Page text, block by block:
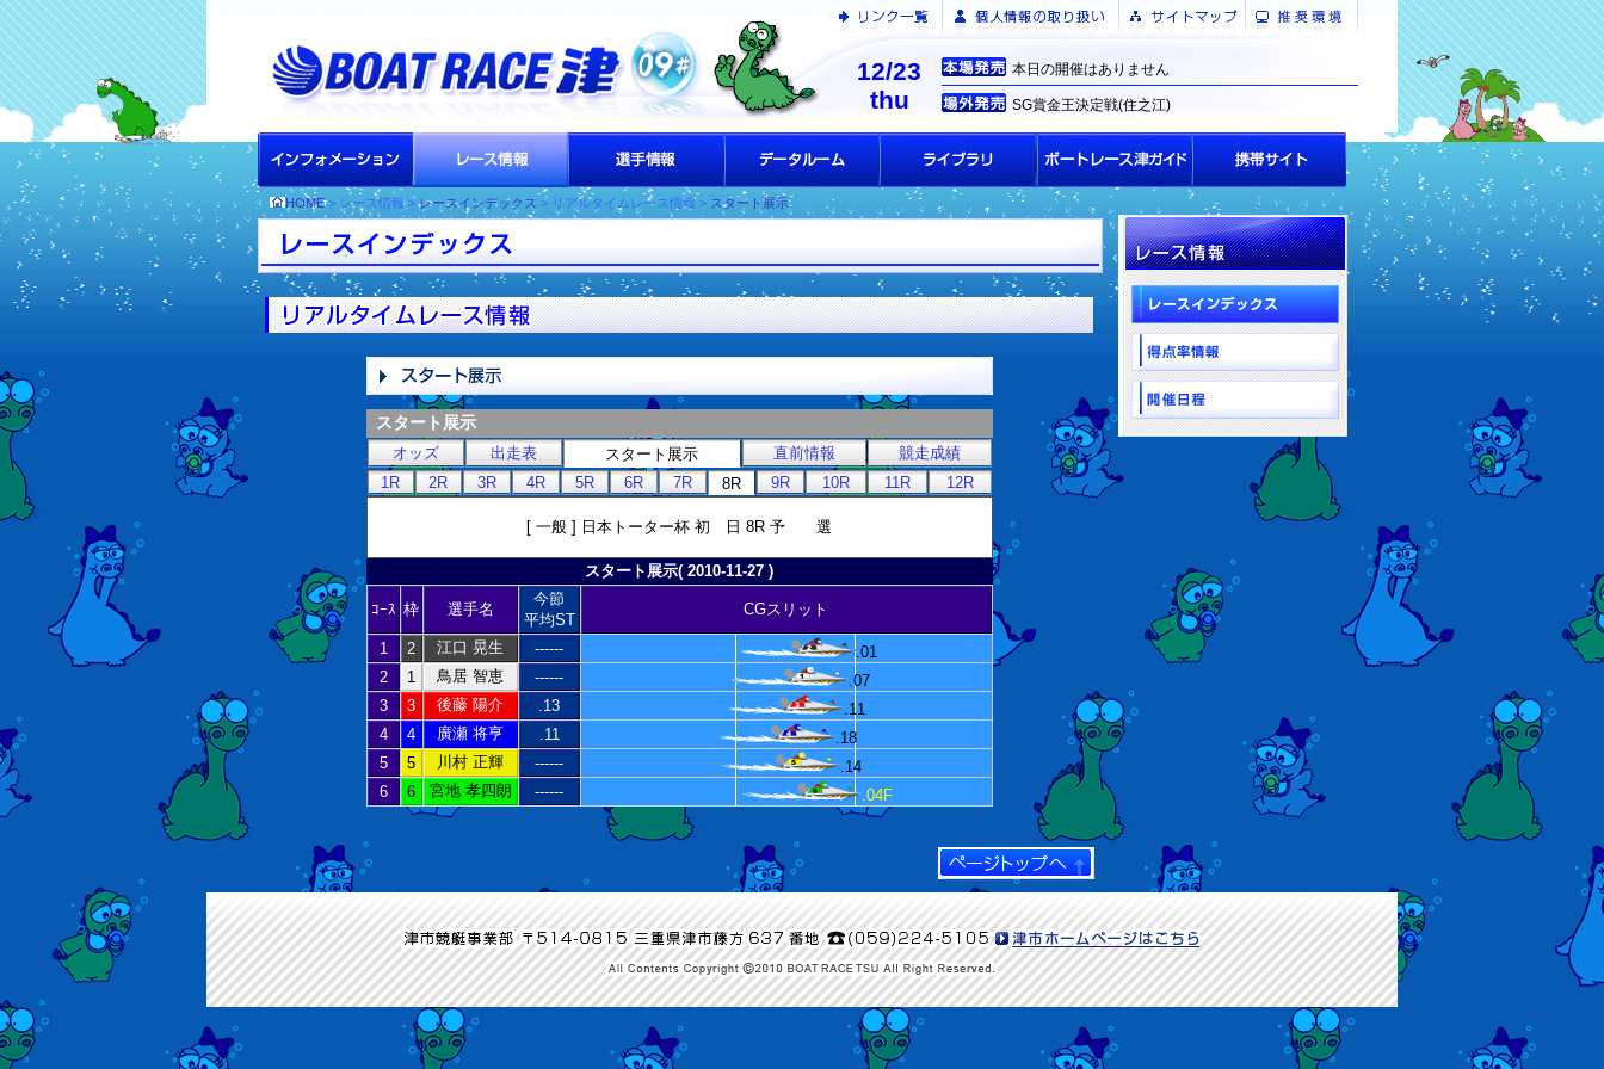
本日の開催はありません
SG賞金王決定戦(住之江)
12/23
thu
HOME> レース情報 >レースインデックス > リアルタイムレース情報 > スタート展示
スタート展示
オッズ 出走表 スタート展示 直前情報
競走成績
1R
2R 3R 4R 5R 6R 7R 8R 9R 10R 11R 12R
[ 一般 ] 日本トーター杯 初 日 8R 予 選
スタート展示( 2010-11-27 )
ｺｰｽ 枠 選手名
今節
平均ST
CGスリット
1 2 江口 晃生 ------
.01
2
1 鳥居 智恵 ------
.07
3
3 後藤 陽介 .13
.11
4
4 廣瀬 将亨 .11
.18
5
5 川村 正輝 ------
.14
6
6 宮地 孝四朗 ------ .04F